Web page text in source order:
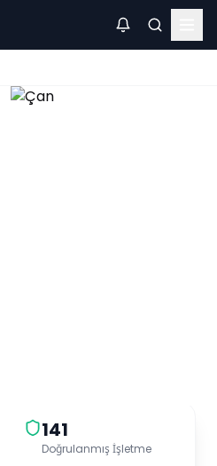
141
Doğrulanmış İşletme